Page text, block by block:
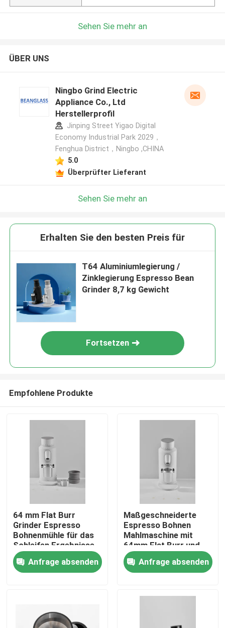
Haus
VR Show
Sehen Sie mehr an
ÜBER UNS
Ningbo Grind Electric
Appliance Co., Ltd
Herstellerprofil
Jinping Street Yigao Digital
Economy Industrial Park 2029，
Fenghua District，Ningbo ,CHINA
5.0
Überprüfter Lieferant
Sehen Sie mehr an
Erhalten Sie den besten Preis für
T64 Aluminiumlegierung /
Zinklegierung Espresso Bean
Grinder 8,7 kg Gewicht
Fortsetzen
Empfohlene Produkte
64 mm Flat Burr
Grinder Espresso
Bohnenmühle für das
Schleifen Ergebnisse
Anfrage absenden
Maßgeschneiderte
Espresso Bohnen
Mahlmaschine mit
64mm Flat Burr und
120g Kapazität
Anfrage absenden